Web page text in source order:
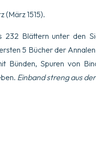
(März 1515).
232 Blättern unter den
5 Bücher der
Bünden, Spuren von
Einband streng aus